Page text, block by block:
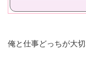
俺と仕事どっちが大切